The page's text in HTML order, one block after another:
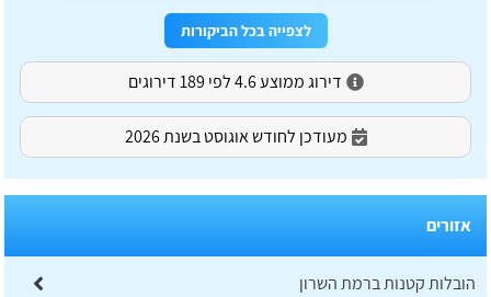
לצפייה בכל הביקורות
דירוג ממוצע 4.6 לפי 189 דירוגים
מעודכן לחודש אוגוסט בשנת 2026
אזורים
הובלות קטנות ברמת השרון